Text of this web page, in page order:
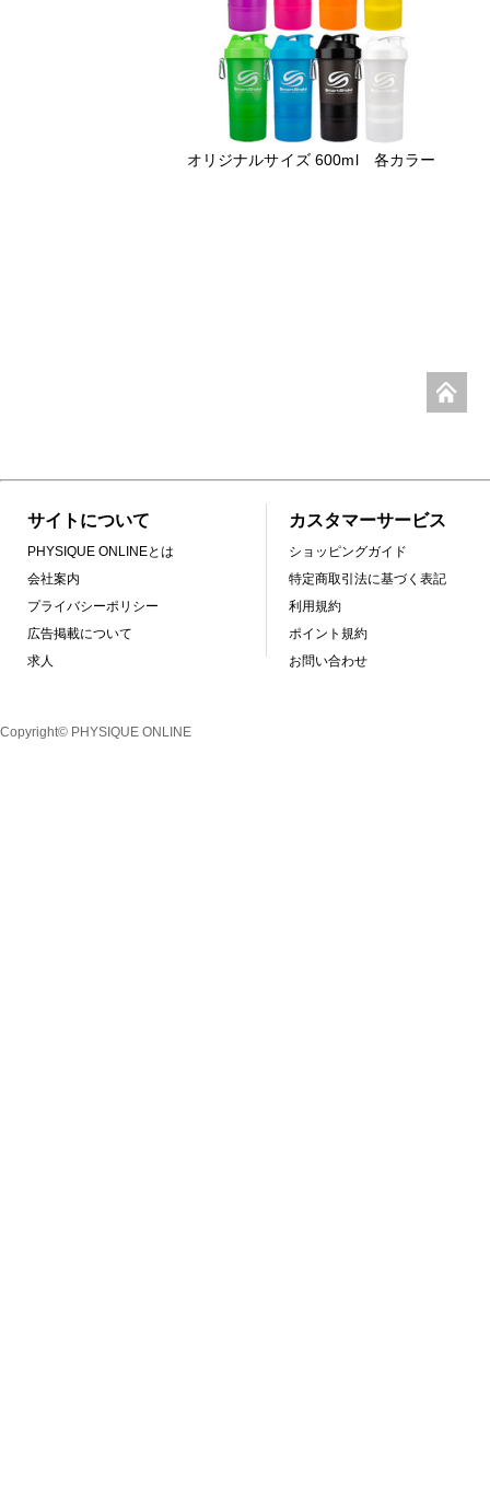
オリジナルサイズ 600ml 各カラー
サイトについて
PHYSIQUE ONLINEとは
会社案内
プライバシーポリシー
広告掲載について
求人
カスタマーサービス
ショッピングガイド
特定商取引法に基づく表記
利用規約
ポイント規約
お問い合わせ
Copyright© PHYSIQUE ONLINE